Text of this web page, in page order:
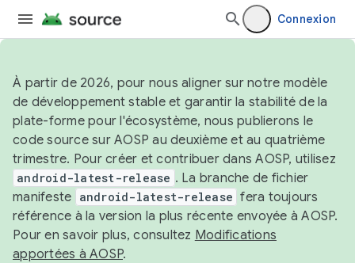
Connexion
À partir de 2026, pour nous aligner sur notre modèle
de développement stable et garantir la stabilité de la
plate-forme pour l'écosystème, nous publierons le
code source sur AOSP au deuxième et au quatrième
trimestre. Pour créer et contribuer dans AOSP, utilisez
android-latest-release . La branche de fichier
manifeste android-latest-release fera toujours
référence à la version la plus récente envoyée à AOSP.
Pour en savoir plus, consultez Modifications
apportées à AOSP.